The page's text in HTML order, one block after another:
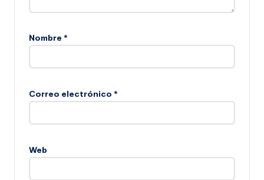
Nombre *
Correo electrónico *
Web